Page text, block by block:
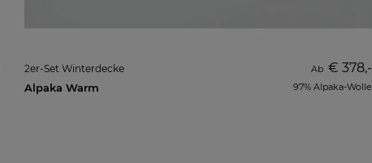
2er-Set Winterdecke
Alpaka Warm
Ab € 378,-
97% Alpaka-Wolle